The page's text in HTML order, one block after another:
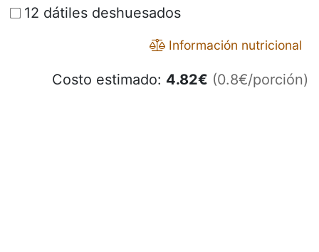
12 dátiles deshuesados
Información nutricional
Costo estimado: 4.82€ (0.8€/porción)